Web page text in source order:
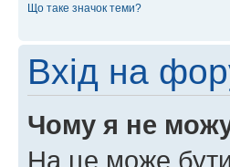
Що таке значок теми?
Вхід на
Чому я не
На це може